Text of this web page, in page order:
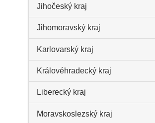
Jihočeský kraj
Jihomoravský kraj
Karlovarský kraj
Královéhradecký kraj
Liberecký kraj
Moravskoslezský kraj